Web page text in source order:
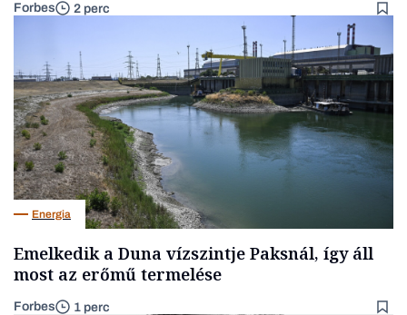
Forbes 2 perc
Energia
Emelkedik a Duna vízszintje Paksnál, így áll
most az erőmű termelése
Forbes 1 perc